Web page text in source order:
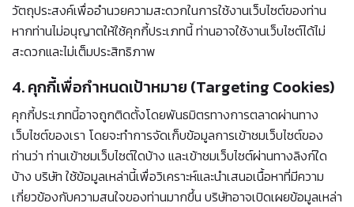
วัตถุประสงค์เพื่ออำนวยความสะดวกในการใช้งานเว็บไซต์ของท่าน
หากท่านไม่อนุญาตให้ใช้คุกกี้ประเภทนี้ ท่านอาจใช้งานเว็บไซต์ได้ไม่
สะดวกและไม่เต็มประสิทธิภาพ
4. คุกกี้เพื่อกำหนดเป้าหมาย (Targeting Cookies)
คุกกี้ประเภทนี้อาจถูกติดตั้งโดยพันธมิตรทางการตลาดผ่านทาง
เว็บไซต์ของเรา โดยจะทำการจัดเก็บข้อมูลการเข้าชมเว็บไซต์ของ
ท่านว่า ท่านเข้าชมเว็บไซต์ใดบ้าง และเข้าชมเว็บไซต์ผ่านทางลิงก์ใด
บ้าง บริษัท ใช้ข้อมูลเหล่านี้เพื่อวิเคราะห์และนำเสนอเนื้อหาที่มีความ
เกี่ยวข้องกับความสนใจของท่านมากขึ้น บริษัทอาจเปิดเผยข้อมูลเหล่า